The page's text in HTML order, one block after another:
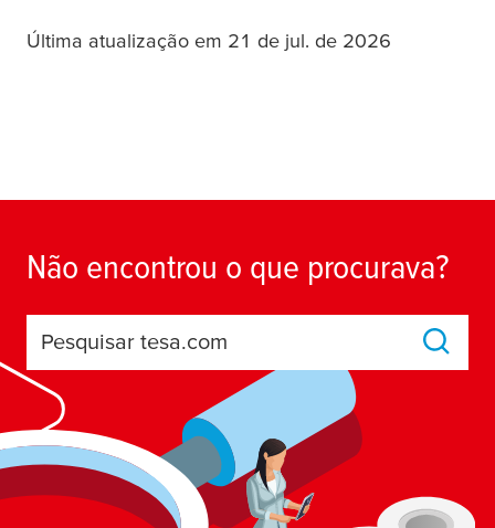
Última atualização em 21 de jul. de 2026
Não encontrou o que procurava?
Pesquisar tesa.com